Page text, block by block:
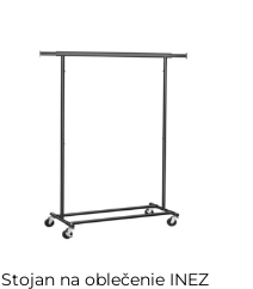
Stojan na oblečenie INEZ